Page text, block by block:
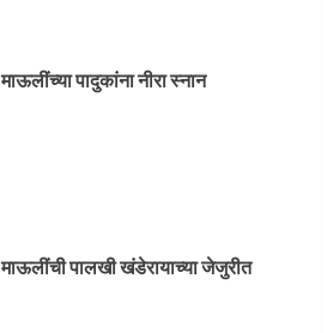
माऊलींच्या पादुकांना नीरा स्नान
माऊलींची पालखी खंडेरायाच्या जेजुरीत